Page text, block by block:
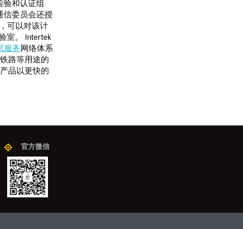
验和认证组
信委员会还授
可以对该计
室。 Intertek
服务网络体系
路等用途的
品以更快的
官方微信